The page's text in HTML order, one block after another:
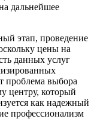
дальнейшее
этап, проведение
цены на
данных услуг
проблема выбора
центру, который
как надежный
профессионализм